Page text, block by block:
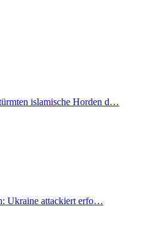
islamische Horden d…
Ukraine attackiert erfo…